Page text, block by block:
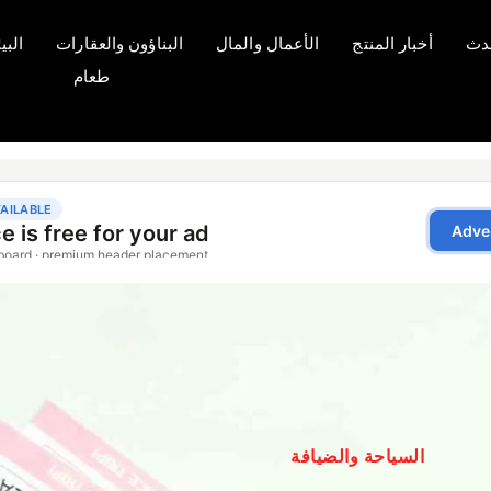
أخبار المنتج الأعمال والمال البناؤون والعقارات
طعام
السياحة والضيافة